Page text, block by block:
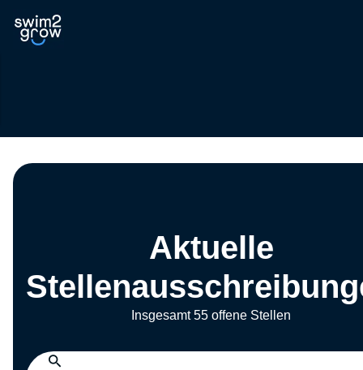
Aktuelle
Insgesamt 55 offene Stellen